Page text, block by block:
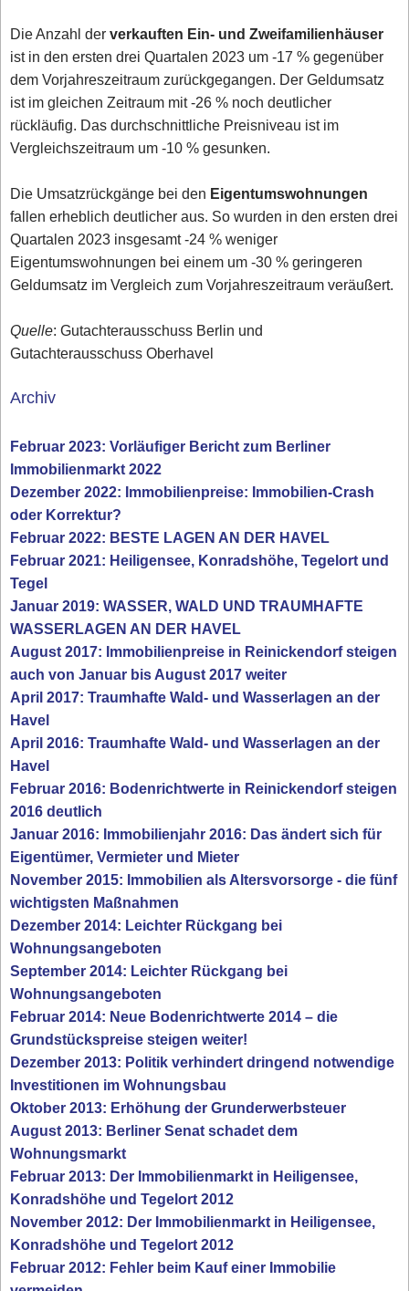
Die Anzahl derverkauften Ein- und Zweifamilienhäuser
ist in den ersten drei Quartalen 2023 um -17 % gegenüber
dem Vorjahreszeitraum zurückgegangen. Der Geldumsatz
ist im gleichen Zeitraum mit -26 % noch deutlicher
rückläufig. Das durchschnittliche Preisniveau ist im
Vergleichszeitraum um -10 % gesunken.
Die Umsatzrückgänge bei den Eigentumswohnungen
fallen erheblich deutlicher aus. So wurden in den ersten drei
Quartalen 2023 insgesamt -24 % weniger
Eigentumswohnungen bei einem um -30 % geringeren
Geldumsatz im Vergleich zum Vorjahreszeitraum veräußert.
Quelle: Gutachterausschuss Berlin und
Gutachterausschuss Oberhavel
Archiv
Februar 2023: Vorläufiger Bericht zum Berliner
Immobilienmarkt 2022
Dezember 2022: Immobilienpreise: Immobilien-Crash
oder Korrektur?
Februar 2022: BESTE LAGEN AN DER HAVEL
Februar 2021: Heiligensee, Konradshöhe, Tegelort und
Tegel
Januar 2019: WASSER, WALD UND TRAUMHAFTE
WASSERLAGEN AN DER HAVEL
August 2017: Immobilienpreise in Reinickendorf steigen
auch von Januar bis August 2017 weiter
April 2017: Traumhafte Wald- und Wasserlagen an der
Havel
April 2016: Traumhafte Wald- und Wasserlagen an der
Havel
Februar 2016: Bodenrichtwerte in Reinickendorf steigen
2016 deutlich
Januar 2016: Immobilienjahr 2016: Das ändert sich für
Eigentümer, Vermieter und Mieter
November 2015: Immobilien als Altersvorsorge - die fünf
wichtigsten Maßnahmen
Dezember 2014: Leichter Rückgang bei
Wohnungsangeboten
September 2014: Leichter Rückgang bei
Wohnungsangeboten
Februar 2014: Neue Bodenrichtwerte 2014 – die
Grundstückspreise steigen weiter!
Dezember 2013: Politik verhindert dringend notwendige
Investitionen im Wohnungsbau
Oktober 2013: Erhöhung der Grunderwerbsteuer
August 2013: Berliner Senat schadet dem
Wohnungsmarkt
Februar 2013: Der Immobilienmarkt in Heiligensee,
Konradshöhe und Tegelort 2012
November 2012: Der Immobilienmarkt in Heiligensee,
Konradshöhe und Tegelort 2012
Februar 2012: Fehler beim Kauf einer Immobilie